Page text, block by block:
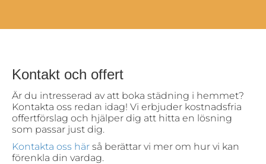
Kontakt och offert
Är du intresserad av att boka städning i hemmet?
Kontakta oss redan idag! Vi erbjuder kostnadsfria
offertförslag och hjälper dig att hitta en lösning
som passar just dig.
Kontakta oss här så berättar vi mer om hur vi kan
förenkla din vardag.